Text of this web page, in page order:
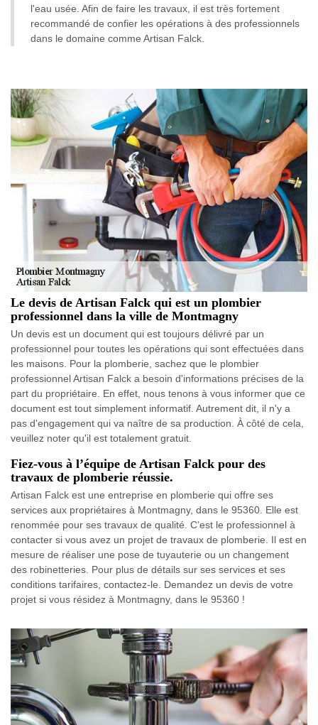
l'eau usée. Afin de faire les travaux, il est très fortement
recommandé de confier les opérations à des professionnels
dans le domaine comme Artisan Falck.
Le devis de Artisan Falck qui est un plombier
professionnel dans la ville de Montmagny
Un devis est un document qui est toujours délivré par un
professionnel pour toutes les opérations qui sont effectuées dans
les maisons. Pour la plomberie, sachez que le plombier
professionnel Artisan Falck a besoin d'informations précises de la
part du propriétaire. En effet, nous tenons à vous informer que ce
document est tout simplement informatif. Autrement dit, il n'y a
pas d'engagement qui va naître de sa production. À côté de cela,
veuillez noter qu'il est totalement gratuit.
Fiez-vous à l’équipe de Artisan Falck pour des
travaux de plomberie réussie.
Artisan Falck est une entreprise en plomberie qui offre ses
services aux propriétaires à Montmagny, dans le 95360. Elle est
renommée pour ses travaux de qualité. C’est le professionnel à
contacter si vous avez un projet de travaux de plomberie. Il est en
mesure de réaliser une pose de tuyauterie ou un changement
des robinetteries. Pour plus de détails sur ses services et ses
conditions tarifaires, contactez-le. Demandez un devis de votre
projet si vous résidez à Montmagny, dans le 95360 !